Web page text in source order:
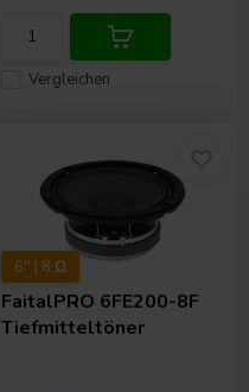
Vergleichen
6" | 8 Ω
FaitalPRO 6FE200-8F
Tiefmitteltöner